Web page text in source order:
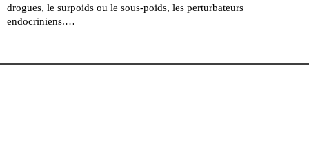
drogues, le surpoids ou le sous-poids, les perturbateurs
endocriniens.…